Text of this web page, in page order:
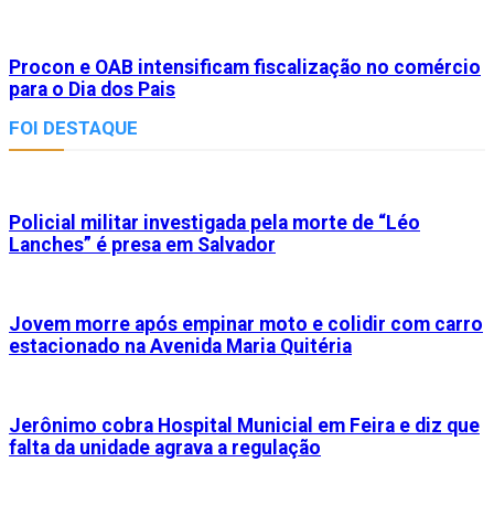
Procon e OAB intensificam fiscalização no comércio
para o Dia dos Pais
FOI DESTAQUE
Policial militar investigada pela morte de “Léo
Lanches” é presa em Salvador
Jovem morre após empinar moto e colidir com carro
estacionado na Avenida Maria Quitéria
Jerônimo cobra Hospital Municial em Feira e diz que
falta da unidade agrava a regulação